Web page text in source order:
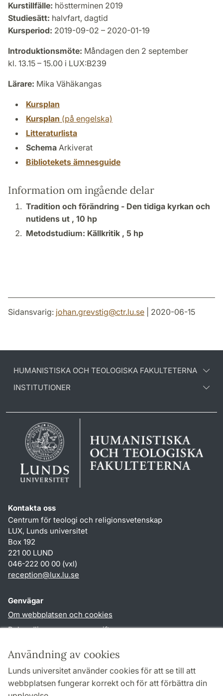
Användning av cookies
Lunds universitet använder cookies för att se till att
webbplatsen fungerar korrekt och för att förbättra din
Kurstillfälle: höstterminen 2019
Studiesätt: halvfart, dagtid
Kursperiod: 2019-09-02 – 2020-01-19
Introduktionsmöte: Måndagen den 2 september
kl. 13.15 – 15.00 i LUX:B239
Lärare: Mika Vähäkangas
Kursplan
Kursplan (på engelska)
Litteraturlista
Schema Arkiverat
Bibliotekets ämnesguide
Information om ingående delar
Tradition och förändring - Den tidiga kyrkan och
nutidens ut , 10 hp
Metodstudium: Källkritik , 5 hp
Sidansvarig: johan.grevstig@ctr.lu.se | 2020-06-15
HUMANISTISKA OCH TEOLOGISKA FAKULTETERNA
INSTITUTIONER
Kontakta oss
Centrum för teologi och religionsvetenskap
LUX, Lunds universitet
Box 192
221 00 LUND
046-222 00 00 (vxl)
reception@lux.lu.se
Genvägar
Om webbplatsen och cookies
Behandling av personuppgifter
TYPO3-login
Följ oss i sociala medier